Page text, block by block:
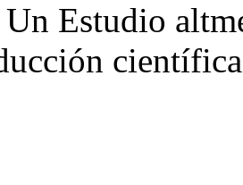
Estudio